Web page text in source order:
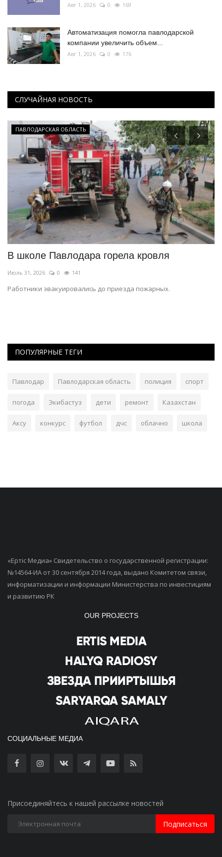
Авг 1, 2026 0 169
Автоматизация помогла павлодарской
компании увеличить объем...
Авг 1, 2026 0 176
СЛУЧАЙНАЯ НОВОСТЬ
ПАВЛОДАРСКАЯ ОБЛАСТЬ
В школе Павлодара горела кровля
Июль 31, 2026 0 141
Работники эвакуировались до приезда пожарных.
ПОПУЛЯРНЫЕ ТЕГИ
Павлодар Павлодарская область полиция спорт
погода Экибастуз дети ремонт Казахстан
Аксу конкурс футбол дчс облачно школа
«Ертiс Медиа» Свидетельство о государственной регистрации:
№14564-ИА от 30 сентября 2014 года, выдано Комитетом связи,
информатизации и информации Министерства по инвестициям
и развитию РК
OUR PROJECTS
СОЦИАЛЬНЫЕ МЕДИА
Присоединяйтесь к нашей рассылке новостей
Подписаться